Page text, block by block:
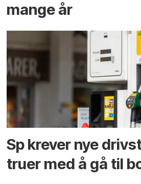
mange år
Sp krever nye
truer med å gå til